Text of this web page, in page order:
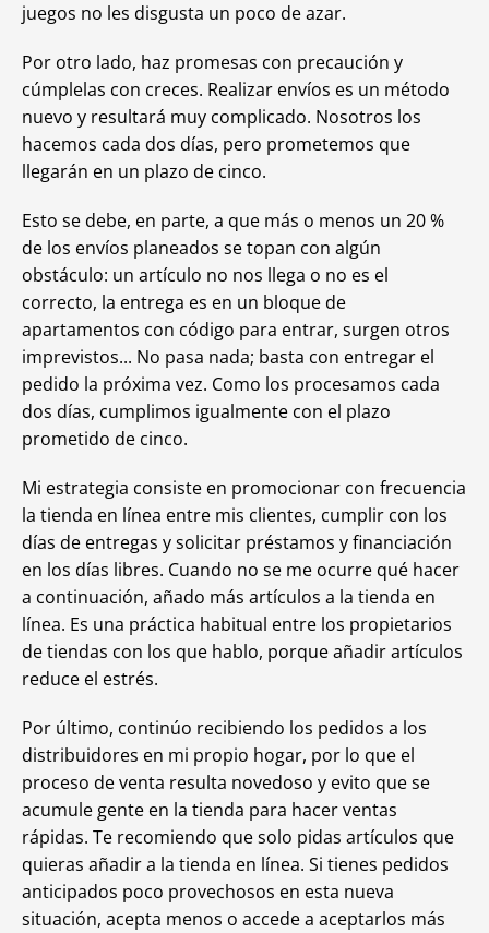
juegos no les disgusta un poco de azar.
Por otro lado, haz promesas con precaución y
cúmplelas con creces. Realizar envíos es un método
nuevo y resultará muy complicado. Nosotros los
hacemos cada dos días, pero prometemos que
llegarán en un plazo de cinco.
Esto se debe, en parte, a que más o menos un 20 %
de los envíos planeados se topan con algún
obstáculo: un artículo no nos llega o no es el
correcto, la entrega es en un bloque de
apartamentos con código para entrar, surgen otros
imprevistos... No pasa nada; basta con entregar el
pedido la próxima vez. Como los procesamos cada
dos días, cumplimos igualmente con el plazo
prometido de cinco.
Mi estrategia consiste en promocionar con frecuencia
la tienda en línea entre mis clientes, cumplir con los
días de entregas y solicitar préstamos y financiación
en los días libres. Cuando no se me ocurre qué hacer
a continuación, añado más artículos a la tienda en
línea. Es una práctica habitual entre los propietarios
de tiendas con los que hablo, porque añadir artículos
reduce el estrés.
Por último, continúo recibiendo los pedidos a los
distribuidores en mi propio hogar, por lo que el
proceso de venta resulta novedoso y evito que se
acumule gente en la tienda para hacer ventas
rápidas. Te recomiendo que solo pidas artículos que
quieras añadir a la tienda en línea. Si tienes pedidos
anticipados poco provechosos en esta nueva
situación, acepta menos o accede a aceptarlos más